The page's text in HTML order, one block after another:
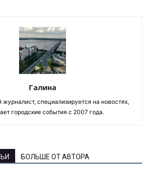
Галина
специализируется на новостях,
городские события с 2007 года.
БОЛЬШЕ ОТ АВТОРА